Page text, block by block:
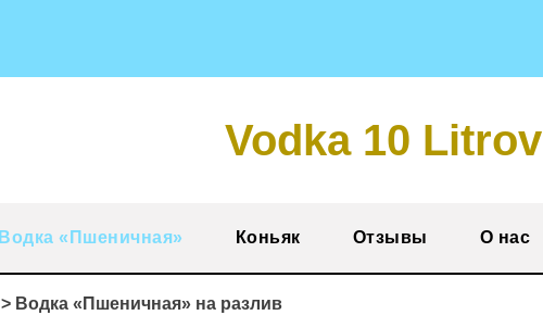
Vodka 10 Litrov
Водка «Пшеничная» Коньяк Отзывы О нас
> Водка «Пшеничная» на разлив